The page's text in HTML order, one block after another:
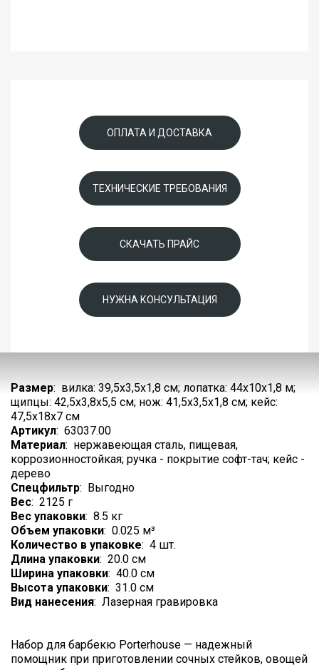
ОПЛАТА И ДОСТАВКА
ТЕХНИЧЕСКИЕ ТРЕБОВАНИЯ
СКАЧАТЬ ПРАЙС
НУЖНА КОНСУЛЬТАЦИЯ
Размер: вилка: 39,5х3,5х1,8 см; лопатка: 44х10х1,8 м;
щипцы: 42,5х3,8х5,5 см; нож: 41,5х3,5х1,8 см; кейс:
47,5х18х7 см
Артикул: 63037.00
Материал: нержавеющая сталь, пищевая,
коррозионностойкая; ручка - покрытие софт-тач; кейс -
дерево
Спецфильтр: Выгодно
Вес: 2125 г
Вес упаковки: 8.5 кг
Объем упаковки: 0.025 м³
Количество в упаковке: 4 шт.
Длина упаковки: 20.0 см
Ширина упаковки: 40.0 см
Высота упаковки: 31.0 см
Вид нанесения: Лазерная гравировка
Набор для барбекю Porterhouse — надежный
помощник при приготовлении сочных стейков, овощей